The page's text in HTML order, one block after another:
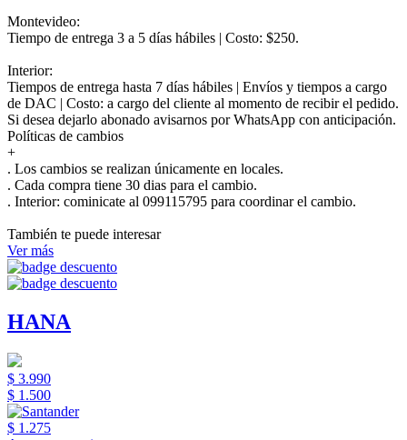
Montevideo:
Tiempo de entrega 3 a 5 días hábiles | Costo: $250.
Interior:
Tiempos de entrega hasta 7 días hábiles | Envíos y tiempos a cargo
de DAC | Costo: a cargo del cliente al momento de recibir el pedido.
Si desea dejarlo abonado avisarnos por WhatsApp con anticipación.
Políticas de cambios
+
. Los cambios se realizan únicamente en locales.
. Cada compra tiene 30 dias para el cambio.
. Interior: cominicate al 099115795 para coordinar el cambio.
También te puede interesar
Ver más
HANA
$ 3.990
$ 1.500
$ 1.275